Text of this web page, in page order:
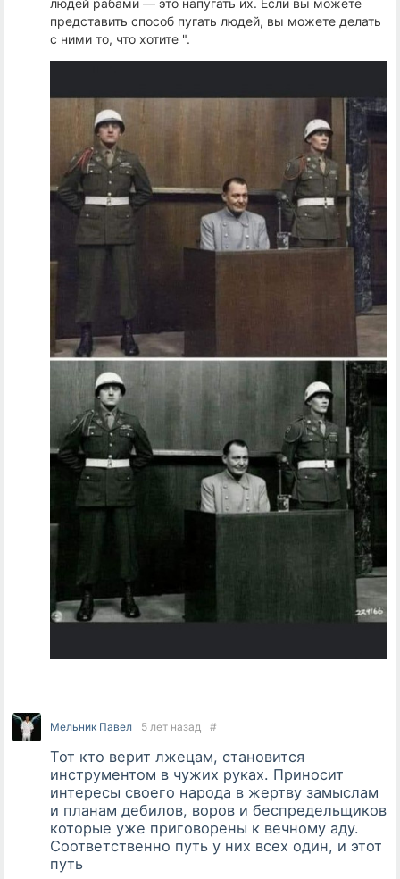
представить способ пугать людей, вы можете делать
с ними то, что хотите ".
Мельник Павел 5 лет назад #
Тот кто верит лжецам, становится
инструментом в чужих руках. Приносит
интересы своего народа в жертву замыслам
и планам дебилов, воров и беспредельщиков
которые уже приговорены к вечному аду.
Соответственно путь у них всех один, и этот
путь